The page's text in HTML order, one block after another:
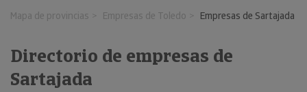
Mapa de provincias Empresas de Toledo Empresas de Sartajada
Directorio de empresas de
Sartajada